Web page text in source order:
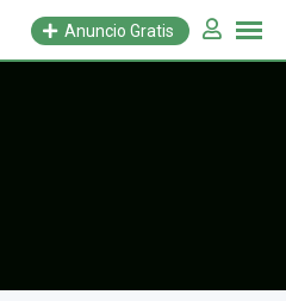
Anuncio Gratis